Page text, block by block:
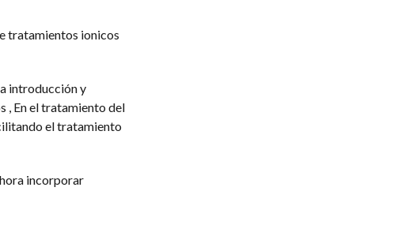
tratamientos ionicos
introducción y
, En el tratamiento del
el tratamiento
incorporar